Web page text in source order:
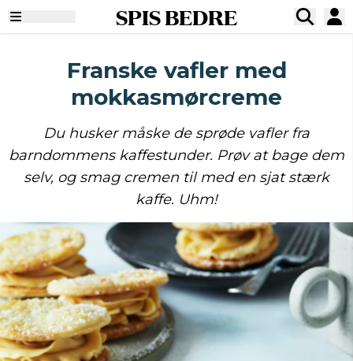
SPIS BEDRE
Franske vafler med
mokkasmørcreme
Du husker måske de sprøde vafler fra
barndommens kaffestunder. Prøv at bage dem
selv, og smag cremen til med en sjat stærk
kaffe. Uhm!